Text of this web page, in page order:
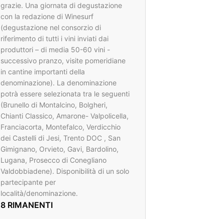
grazie. Una giornata di degustazione
con la redazione di Winesurf
(degustazione nel consorzio di
riferimento di tutti i vini inviati dai
produttori – di media 50-60 vini -
successivo pranzo, visite pomeridiane
in cantine importanti della
denominazione). La denominazione
potrà essere selezionata tra le seguenti
(Brunello di Montalcino, Bolgheri,
Chianti Classico, Amarone- Valpolicella,
Franciacorta, Montefalco, Verdicchio
dei Castelli di Jesi, Trento DOC , San
Gimignano, Orvieto, Gavi, Bardolino,
Lugana, Prosecco di Conegliano
Valdobbiadene). Disponibilità di un solo
partecipante per
località/denominazione.
8 RIMANENTI